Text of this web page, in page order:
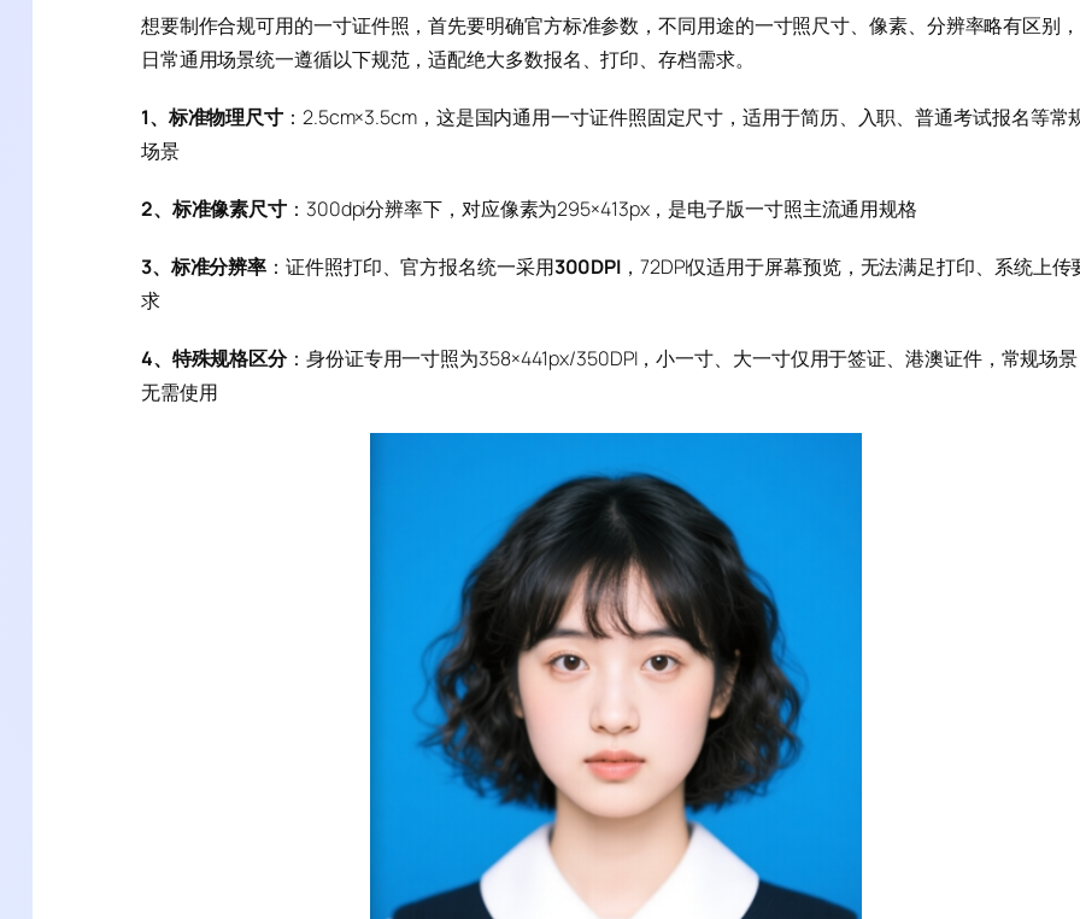
想要制作合规可用的一寸证件照，首先要明确官方标准参数，不同用途的一寸照尺寸、像素、分辨率略有区别，
日常通用场景统一遵循以下规范，适配绝大多数报名、打印、存档需求。
1、标准物理尺寸 ：2.5cm×3.5cm，这是国内通用一寸证件照固定尺寸，适用于简历、入职、普通考试报名等常
场景
2、标准像素尺寸 ：300dpi分辨率下，对应像素为295×413px，是电子版一寸照主流通用规格
3、标准分辨率 ：证件照打印、官方报名统一采用300DPI ，72DPI仅适用于屏幕预览，无法满足打印、系统上传
求
4、特殊规格区分：身份证专用一寸照为358×441px/350DPI，小一寸、大一寸仅用于签证、港澳证件，常规场景
无需使用